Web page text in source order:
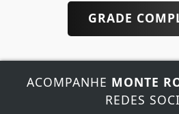
GRADE
ACOMPANHE MONTE
REDES